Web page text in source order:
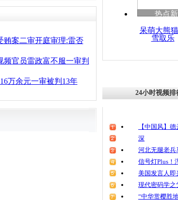
贿案二审开庭审理:雷否
频官员雷政富不服一审判
万余元一审被判13年
热点
呆萌大熊
雪取乐
24小时视频排
【中国风】
深
河北无腿老兵
信号灯Plus！
美国发言人即
现代密码学
“中华赏樱胜